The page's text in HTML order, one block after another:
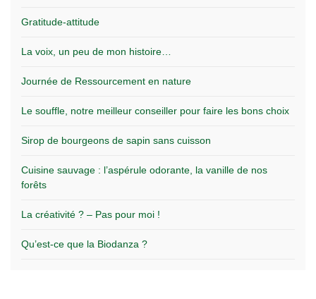
Gratitude-attitude
La voix, un peu de mon histoire…
Journée de Ressourcement en nature
Le souffle, notre meilleur conseiller pour faire les bons choix
Sirop de bourgeons de sapin sans cuisson
Cuisine sauvage : l’aspérule odorante, la vanille de nos
forêts
La créativité ? – Pas pour moi !
Qu’est-ce que la Biodanza ?